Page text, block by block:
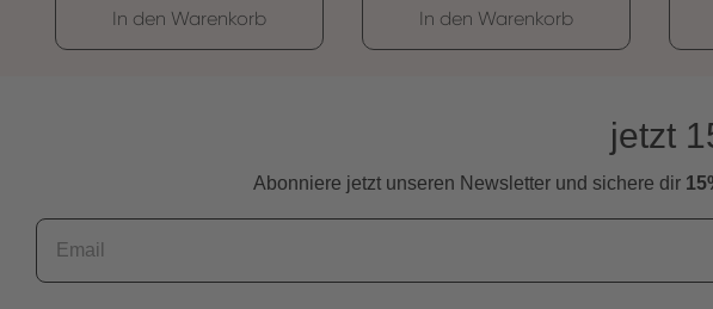
In den Warenkorb In den Warenkorb
jetzt
Abonniere jetzt unseren Newsletter und sichere dir
Email